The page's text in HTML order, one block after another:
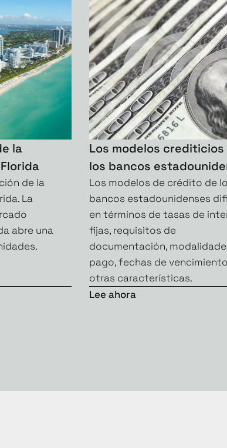
la
de la
La
abre una
Los modelos crediticios
los bancos
Los modelos de crédito de
bancos estadounidenses
en términos de tasas de
fijas, requisitos de
documentación,
pago, fechas de
otras características.
Lee ahora